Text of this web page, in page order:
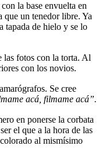
la base envuelta en
que un tenedor libre. Ya
tapada de hielo y se lo
las fotos con la torta. Al
con los novios.
Se cree
acá, filmame acá”.
en ponerse la corbata
el que a la hora de las
al mismísimo